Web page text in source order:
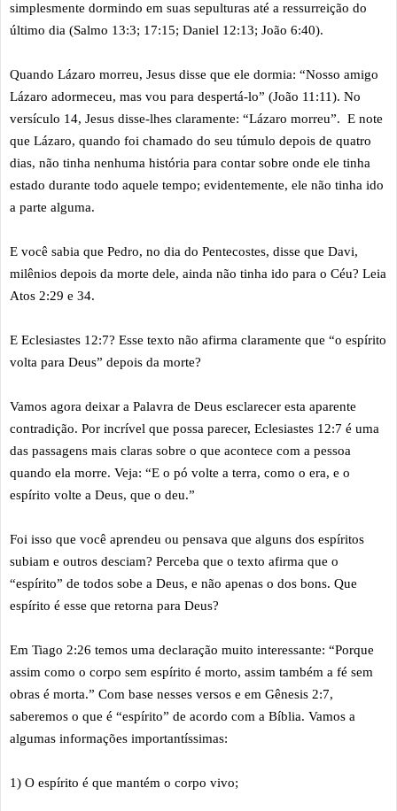
simplesmente dormindo em suas sepulturas até a ressurreição do
último dia (Salmo 13:3; 17:15; Daniel 12:13; João 6:40).
Quando Lázaro morreu, Jesus disse que ele dormia: “Nosso amigo
Lázaro adormeceu, mas vou para despertá-lo” (João 11:11). No
versículo 14, Jesus disse-lhes claramente: “Lázaro morreu”. E note
que Lázaro, quando foi chamado do seu túmulo depois de quatro
dias, não tinha nenhuma história para contar sobre onde ele tinha
estado durante todo aquele tempo; evidentemente, ele não tinha ido
a parte alguma.
E você sabia que Pedro, no dia do Pentecostes, disse que Davi,
milênios depois da morte dele, ainda não tinha ido para o Céu? Leia
Atos 2:29 e 34.
E Eclesiastes 12:7? Esse texto não afirma claramente que “o espírito
volta para Deus” depois da morte?
Vamos agora deixar a Palavra de Deus esclarecer esta aparente
contradição. Por incrível que possa parecer, Eclesiastes 12:7 é uma
das passagens mais claras sobre o que acontece com a pessoa
quando ela morre. Veja: “E o pó volte a terra, como o era, e o
espírito volte a Deus, que o deu.”
Foi isso que você aprendeu ou pensava que alguns dos espíritos
subiam e outros desciam? Perceba que o texto afirma que o
“espírito” de todos sobe a Deus, e não apenas o dos bons. Que
espírito é esse que retorna para Deus?
Em Tiago 2:26 temos uma declaração muito interessante: “Porque
assim como o corpo sem espírito é morto, assim também a fé sem
obras é morta.” Com base nesses versos e em Gênesis 2:7,
saberemos o que é “espírito” de acordo com a Bíblia. Vamos a
algumas informações importantíssimas:
1) O espírito é que mantém o corpo vivo;